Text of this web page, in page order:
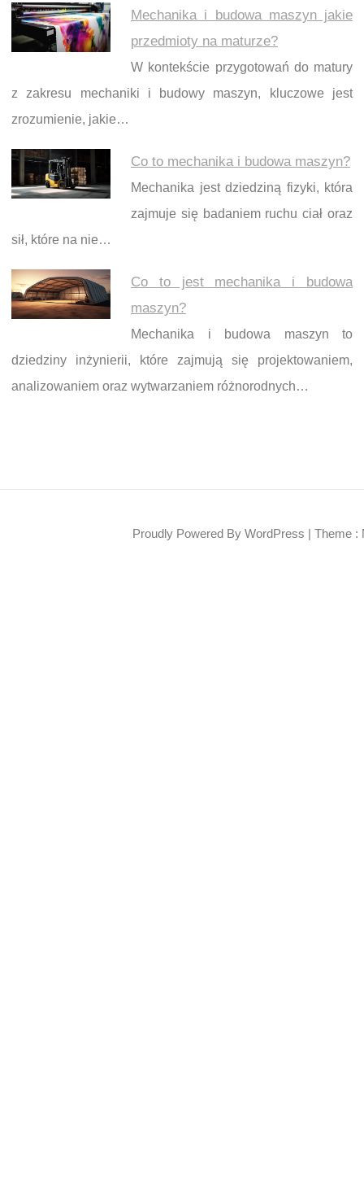
Mechanika i budowa maszyn jakie
przedmioty na maturze?
W kontekście przygotowań do matury
z zakresu mechaniki i budowy maszyn, kluczowe jest
zrozumienie, jakie…
Co to mechanika i budowa maszyn?
Mechanika jest dziedziną fizyki, która
zajmuje się badaniem ruchu ciał oraz
sił, które na nie…
Co to jest mechanika i budowa
maszyn?
Mechanika i budowa maszyn to
dziedziny inżynierii, które zajmują się projektowaniem,
analizowaniem oraz wytwarzaniem różnorodnych…
Proudly Powered By WordPress | Theme :